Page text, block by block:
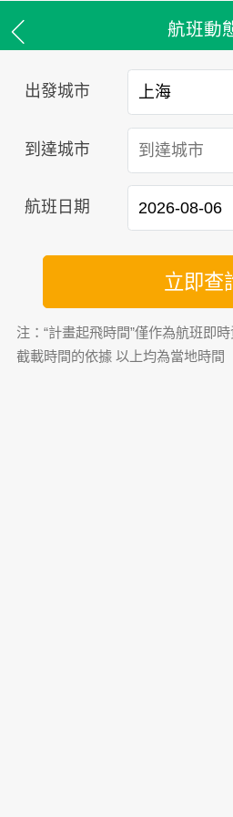
航班動
出發城市
到達城市
航班日期
立即查
注：“計畫起飛時間”僅作為航班即
截載時間的依據 以上均為當地時間